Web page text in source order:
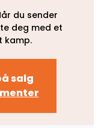
du sender
deg med et
kamp.
salg